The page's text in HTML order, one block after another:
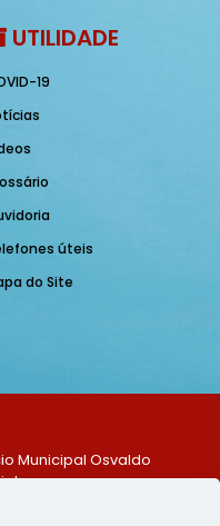
UTILIDADE
19
úteis
do Site
Municipal Osvaldo